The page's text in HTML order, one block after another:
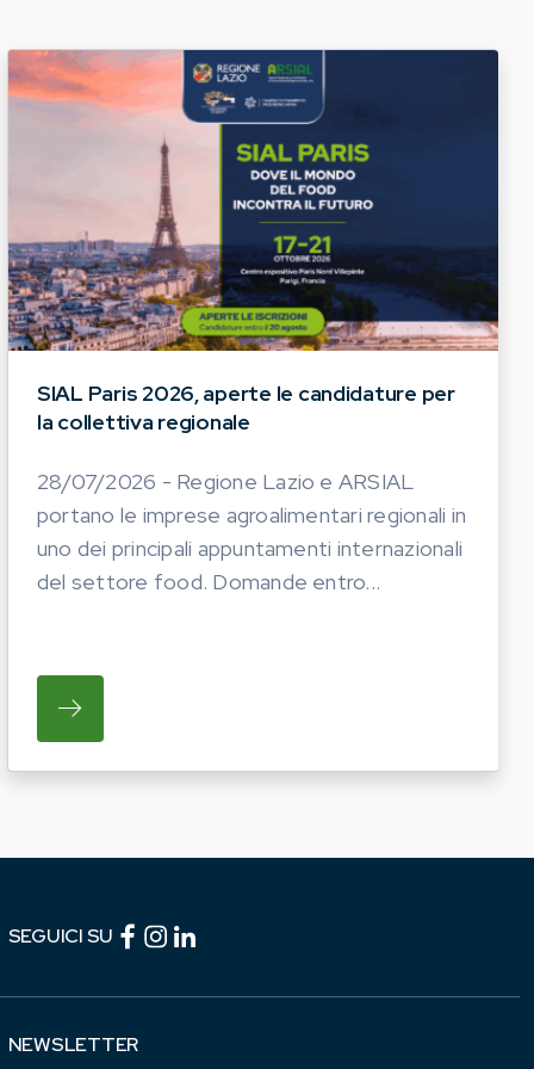
DEL PROSSIMO ANNO. LE AZIENDE
DEL COMPARTO EQUINO REGIONALE A
SIAL Paris 2026, aperte le candidature per
la collettiva regionale
28/07/2026 - Regione Lazio e ARSIAL
portano le imprese agroalimentari regionali in
uno dei principali appuntamenti internazionali
del settore food. Domande entro...
SU REGIONE LAZIO E ARSIAL PORTANO LE
SEGUICI SU Facebook (link esterno)
Instagram (link esterno)
NEWSLETTER